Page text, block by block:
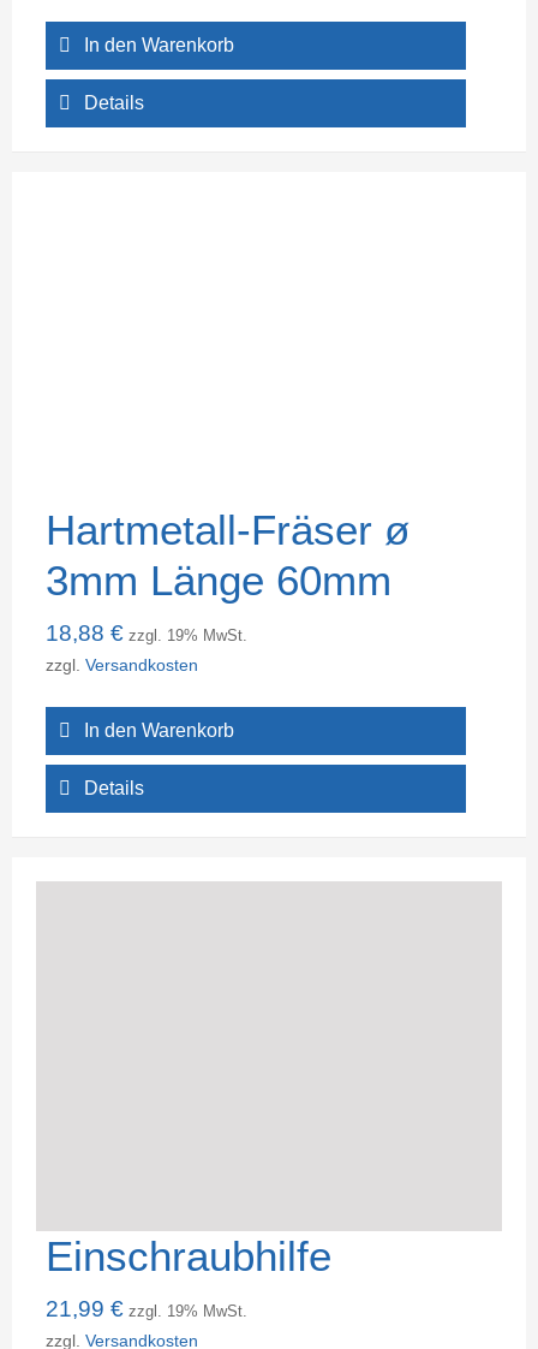
In den Warenkorb
Details
Hartmetall-Fräser ø
3mm Länge 60mm
18,88 € zzgl. 19% MwSt.
zzgl. Versandkosten
In den Warenkorb
Details
Einschraubhilfe
21,99 € zzgl. 19% MwSt.
zzgl. Versandkosten